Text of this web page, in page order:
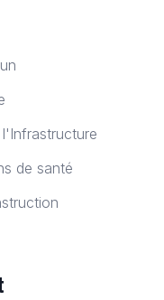
de santé